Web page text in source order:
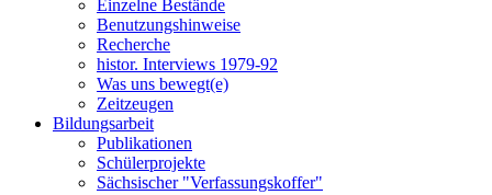
Einzelne Bestände
Benutzungshinweise
Recherche
histor. Interviews 1979-92
Was uns bewegt(e)
Zeitzeugen
Bildungsarbeit
Publikationen
Schülerprojekte
Sächsischer "Verfassungskoffer"